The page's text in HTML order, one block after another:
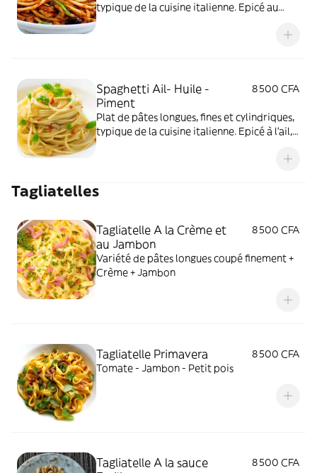
typique de la cuisine italienne. Epicé au
Spaghetti Ail- Huile -
Piment
8 500 CFA
Plat de pâtes longues, fines et cylindriques,
typique de la cuisine italienne. Epicé à l'ail,
Tagliatelles
Tagliatelle A la Crème et
au Jambon
8 500 CFA
Variété de pâtes longues coupé finement +
Crème + Jambon
Tagliatelle Primavera
8 500 CFA
Tomate - Jambon - Petit pois
Tagliatelle A la sauce
8 500 CFA